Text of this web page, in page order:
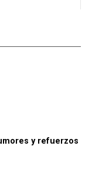
y refuerzos